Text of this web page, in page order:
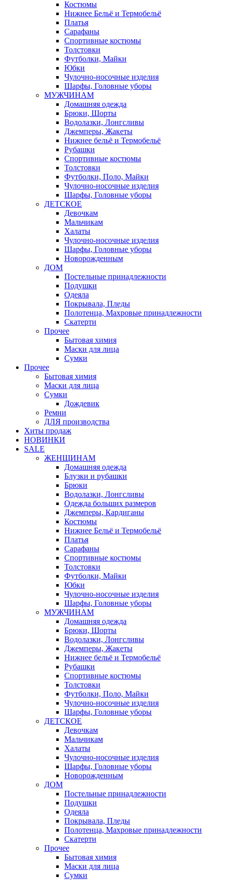
Костюмы
Нижнее Бельё и Термобельё
Платья
Сарафаны
Спортивные костюмы
Толстовки
Футболки, Майки
Юбки
Чулочно-носочные изделия
Шарфы, Головные уборы
МУЖЧИНАМ
Домашняя одежда
Брюки, Шорты
Водолазки, Лонгсливы
Джемперы, Жакеты
Нижнее бельё и Термобельё
Рубашки
Спортивные костюмы
Толстовки
Футболки, Поло, Майки
Чулочно-носочные изделия
Шарфы, Головные уборы
ДЕТСКОЕ
Девочкам
Мальчикам
Халаты
Чулочно-носочные изделия
Шарфы, Головные уборы
Новорожденным
ДОМ
Постельные принадлежности
Подушки
Одеяла
Покрывала, Пледы
Полотенца, Махровые принадлежности
Скатерти
Прочее
Бытовая химия
Маски для лица
Сумки
Прочее
Бытовая химия
Маски для лица
Сумки
Дождевик
Ремни
ДЛЯ производства
Хиты продаж
НОВИНКИ
SALE
ЖЕНЩИНАМ
Домашняя одежда
Блузки и рубашки
Брюки
Водолазки, Лонгсливы
Одежда больших размеров
Джемперы, Кардиганы
Костюмы
Нижнее Бельё и Термобельё
Платья
Сарафаны
Спортивные костюмы
Толстовки
Футболки, Майки
Юбки
Чулочно-носочные изделия
Шарфы, Головные уборы
МУЖЧИНАМ
Домашняя одежда
Брюки, Шорты
Водолазки, Лонгсливы
Джемперы, Жакеты
Нижнее бельё и Термобельё
Рубашки
Спортивные костюмы
Толстовки
Футболки, Поло, Майки
Чулочно-носочные изделия
Шарфы, Головные уборы
ДЕТСКОЕ
Девочкам
Мальчикам
Халаты
Чулочно-носочные изделия
Шарфы, Головные уборы
Новорожденным
ДОМ
Постельные принадлежности
Подушки
Одеяла
Покрывала, Пледы
Полотенца, Махровые принадлежности
Скатерти
Прочее
Бытовая химия
Маски для лица
Сумки